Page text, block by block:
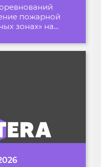
пожарной
зонах» на